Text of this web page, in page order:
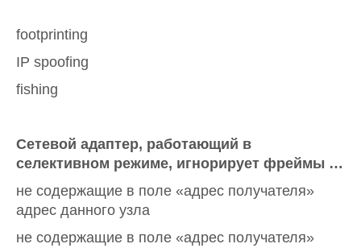
footprinting
IP spoofing
fishing
Сетевой адаптер, работающий в
селективном режиме, игнорирует фреймы …
не содержащие в поле «адрес получателя»
адрес данного узла
не содержащие в поле «адрес получателя»